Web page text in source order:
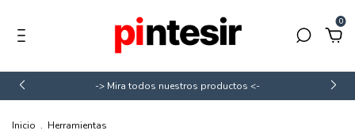
0
-> Mira todos nuestros productos <-
Inicio . Herramientas